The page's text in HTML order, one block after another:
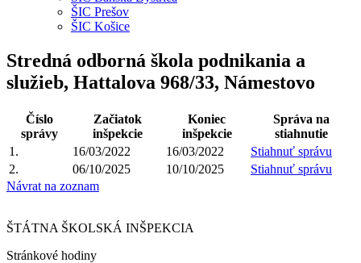
ŠIC Prešov
ŠIC Košice
Stredná odborná škola podnikania a
služieb, Hattalova 968/33, Námestovo
Číslo
správy
Začiatok
inšpekcie
Koniec
inšpekcie
Správa na
stiahnutie
1.
16/03/2022 16/03/2022
Stiahnuť správu
2.
06/10/2025 10/10/2025
Stiahnuť správu
Návrat na zoznam
ŠTÁTNA ŠKOLSKÁ INŠPEKCIA
Stránkové hodiny​